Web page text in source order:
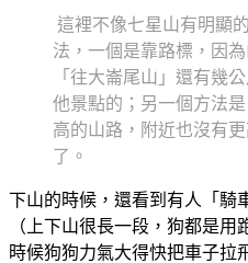
這裡不像七星山有明顯
法，一個是靠路標，因
「往大崙尾山」還有幾
他景點的；另一個方法
高的山路，附近也沒有
了。
下山的時候，還看到有人「騎
（上下山很長一段，狗都是
時候狗狗力氣大得快把車子拉